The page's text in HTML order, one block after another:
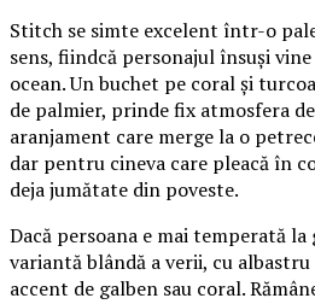
Stitch se simte excelent într-o
sens, fiindcă personajul însuși
ocean. Un buchet pe coral și
de palmier, prinde fix atmosfera
aranjament care merge la o
dar pentru cineva care pleacă în
deja jumătate din poveste.
Dacă persoana e mai temperată
variantă blândă a verii, cu
accent de galben sau coral.